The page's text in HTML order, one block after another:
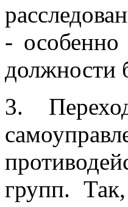
- особенно
должности
3.
групп.